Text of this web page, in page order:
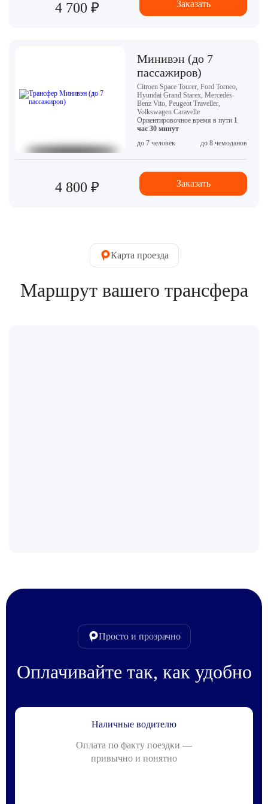
4 700 ₽ Заказать
Минивэн (до 7
пассажиров)
Citroen Space Tourer, Ford Torneo,
Hyundai Grand Starex, Mercedes-
Benz Vito, Peugeot Traveller,
Volkswagen Caravelle
Ориентировочное время в пути 1
час 30 минут
до 7 человек
до 8 чемоданов
4 800 ₽ Заказать
Карта проезда
Маршрут вашего трансфера
Просто и прозрачно
Оплачивайте так, как удобно
Наличные водителю
Оплата по факту поездки —
привычно и понятно